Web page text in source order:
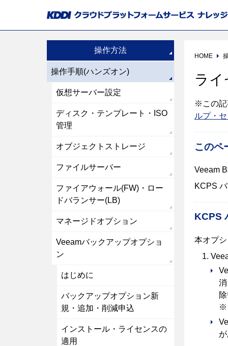
HOME
ラ
※この記
ルプ・
このペ
Veeam
KCPS
KCPS
本オプ
※
操作方法
操作手順(ハンズオン)
仮想サーバー設定
ディスク・テンプレート・ISO
管理
オブジェクトストレージ
ファイルサーバー
ファイアウォール(FW)・ロー
ドバランサー(LB)
マネージドオプション
Veeamバックアップオプショ
ン
はじめに
バックアップオプション新
規・追加・削減申込
インストール・ライセンスの
適用